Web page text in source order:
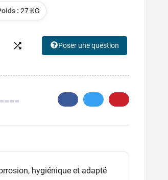
: 27 KG
 Poser une question
hygiénique et adapté